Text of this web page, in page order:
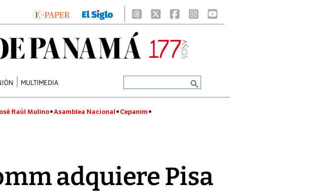
MULTIMEDIA
Raúl Mulino Asamblea Nacional Cepanim
adquiere Pisa